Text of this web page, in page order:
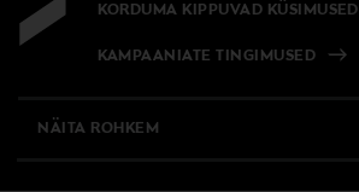
KORDUMA KIPPUVAD KÜSIMUSED
KAMPAANIATE TINGIMUSED
NÄITA ROHKEM